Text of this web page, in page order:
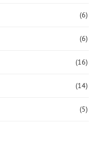
(6)
(6)
(16)
(14)
(5)